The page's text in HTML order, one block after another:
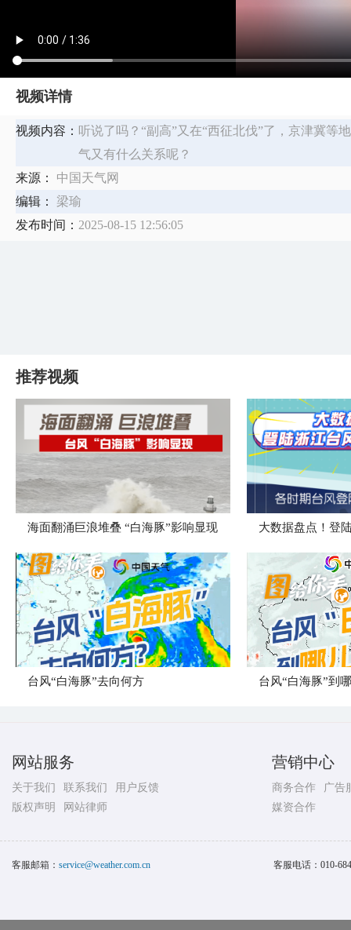
视频详情
视频内容： 听说了吗？“副高”又在“西征北伐”了，京津冀
气又有什么关系呢？
来源：
中国天气网
编辑：
梁瑜
发布时间： 2025-08-15 12:56:05
推荐视频
海面翻涌巨浪堆叠 “白海豚”影响显现
台风“白海豚”去向何方
网站服务
关于我们 联系我们
用户反馈
版权声明
网站律师
营销中心
商务合作
广告
媒资合作
客服邮箱： service@weather.com.cn 客服电话： 010-